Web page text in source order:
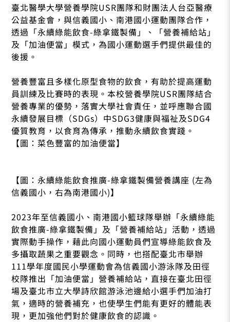
臺北醫學大學營養學院USR團隊和財團法人台亞醫療
公益基金會，與信義國小、南港國小運動團隊合作，
透過「永續綠能飲食-綠拿鐵製備」、「營養補給站」
及「加油便當」模式，為國小運動選手們提供最佳的
後援。
營養豐富且多樣化原型食物的飲食，有助於提高運動
員訓練及比賽時的表現。本校營養學院USR團隊結合
營養專業的優勢，落實大學社會責任，並呼應聯合國
永續發展目標（SDGs）中SDG3健康與福祉及SDG4
優質教育，以食育為傳承，推動永續飲食實踐。
【圖：菜色豐富的加油便當】
【圖：永續綠能飲食推廣-綠拿鐵製備營養講座 (左為
信義國小，右為南港國小)】
2023年至信義國小、南港國小籃球隊舉辦「永續綠能
飲食推廣-綠拿鐵製備」及「營養補給站」活動，透過
實際動手操作，藉此向國小運動員們宣導綠能飲食及
多攝取蔬果之重要觀念。同時，也搭配臺北市舉辦
111學年度國民小學運動會為信義國小游泳隊及田徑
校隊推出「加油便當」營養補給站，直接在臺北田徑
場及臺北市立大學詩欣館游泳池邊給小選手們加油打
氣，適時的營養補充，也使學生們能有更好的體能表
現，更加強他們對於健康飲食的認識。